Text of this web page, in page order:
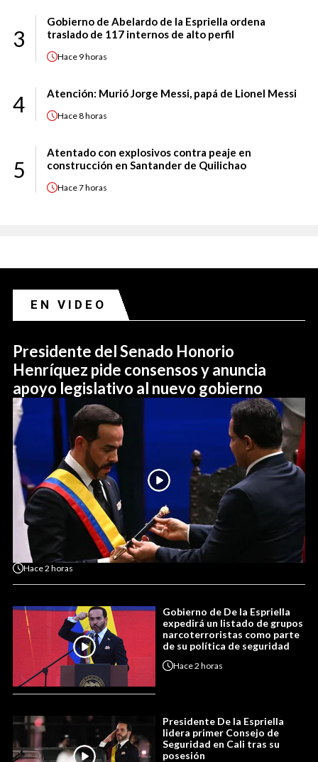
3
Gobierno de Abelardo de la Espriella ordena
traslado de 117 internos de alto perfil
Hace 9 horas
4 Atención: Murió Jorge Messi, papá de Lionel Messi
Hace8 horas
5
Atentado con explosivos contra peaje en
construcción en Santander de Quilichao
Hace7 horas
EN VIDEO
Presidente del Senado Honorio
Henríquez pide consensos y anuncia
apoyo legislativo al nuevo gobierno
Hace2 horas
Gobierno de De la Espriella
expedirá un listado de grupos
narcoterroristas como parte
de su política de seguridad
Hace2 horas
Presidente De la Espriella
lidera primer Consejo de
Seguridad en Cali tras su
posesión